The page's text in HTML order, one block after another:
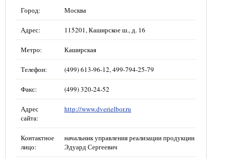
Город: Москва
Адрес: 115201, Каширское ш., д. 16
Метро: Каширская
Телефон: (499) 613-96-12, 499-794-25-79
Факс: (499) 320-24-52
Адрес
сайта:
http://www.dverielbor.ru
Контактное
лицо:
начальник управления реализации продукции
Эдуард Сергеевич